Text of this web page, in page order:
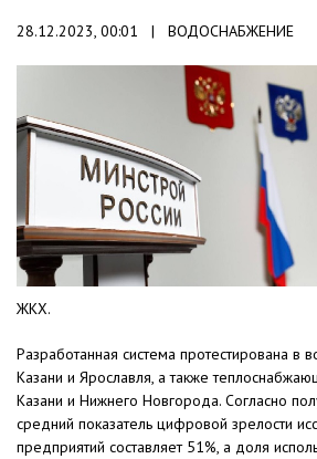
28.12.2023, 00:01 | ВОДОСНАБЖЕНИЕ
ЖКХ.
Разработанная система протестирована в
Казани и Ярославля, а также
Казани и Нижнего Новгорода. Согласно
средний показатель цифровой зрелости
предприятий составляет 51%, а доля